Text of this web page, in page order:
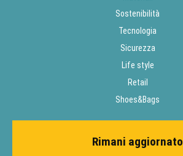
Sostenibilità
Tecnologia
Sicurezza
Life style
Retail
Shoes&Bags
Rimani aggiornato